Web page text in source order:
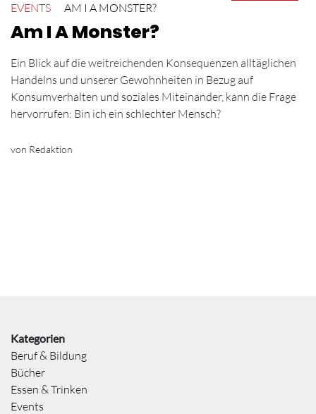
EVENTS
AM I A MONSTER?
Am I A Monster?
Ein Blick auf die weitreichenden Konsequenzen alltäglichen
Handelns und unserer Gewohnheiten in Bezug auf
Konsumverhalten und soziales Miteinander, kann die Frage
hervorrufen: Bin ich ein schlechter Mensch?
von Redaktion
Kategorien
Beruf & Bildung
Bücher
Essen & Trinken
Events